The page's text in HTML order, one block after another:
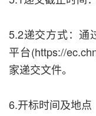
5.2递交方式：通
平台(https://
家递交文件。
6.开标时间及地点